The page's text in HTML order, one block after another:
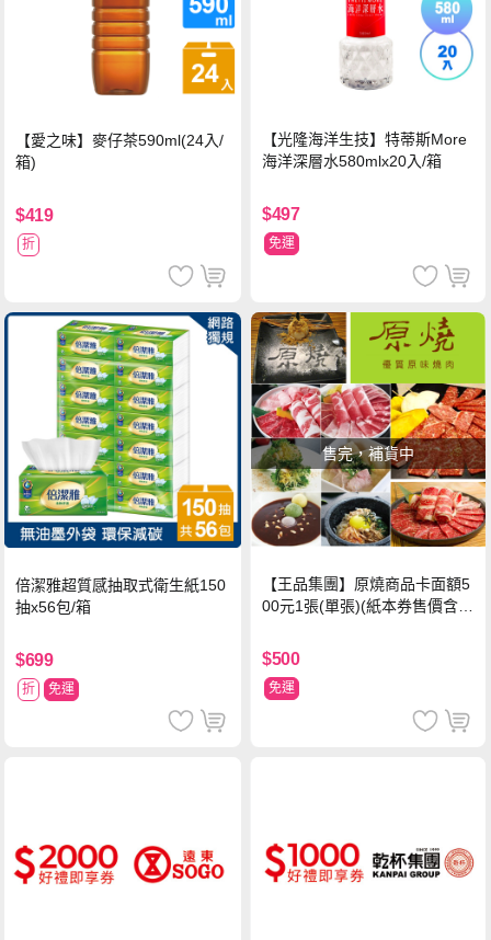
【愛之味】麥仔茶590ml(24入/
箱)
$419
折
【光隆海洋生技】特蒂斯More
海洋深層水580mlx20入/箱
$497
免運
倍潔雅超質感抽取式衛生紙150
抽x56包/箱
$699
折 免運
售完，補貨中
【王品集團】原燒商品卡面額5
00元1張(單張)(紙本券售價含平
$500
免運